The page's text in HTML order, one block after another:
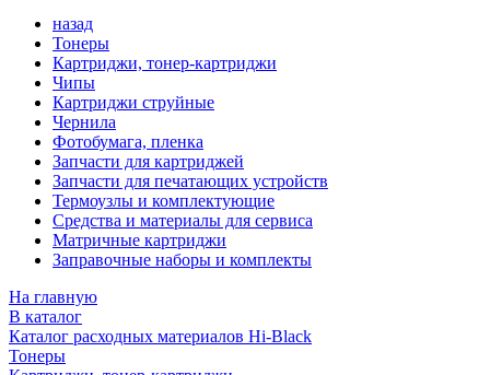
назад
Тонеры
Картриджи, тонер-картриджи
Чипы
Картриджи струйные
Чернила
Фотобумага, пленка
Запчасти для картриджей
Запчасти для печатающих устройств
Термоузлы и комплектующие
Средства и материалы для сервиса
Матричные картриджи
Заправочные наборы и комплекты
На главную
В каталог
Каталог расходных материалов Hi-Black
Тонеры